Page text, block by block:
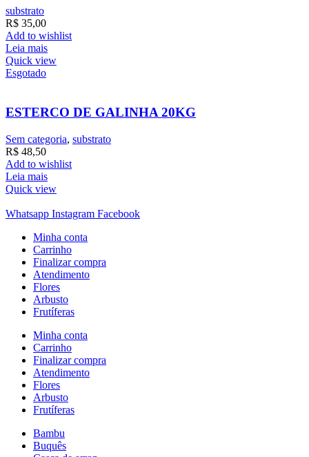
substrato
R$ 35,00
Add to wishlist
Leia mais
Quick view
Esgotado
ESTERCO DE GALINHA 20KG
Sem categoria, substrato
R$ 48,50
Add to wishlist
Leia mais
Quick view
Whatsapp Instagram Facebook
Minha conta
Carrinho
Finalizar compra
Atendimento
Flores
Arbusto
Frutíferas
Minha conta
Carrinho
Finalizar compra
Atendimento
Flores
Arbusto
Frutíferas
Bambu
Buquês